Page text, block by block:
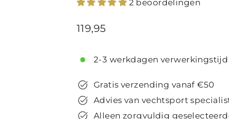
2 beoordelingen
Normale
119,95
2-3 werkdagen verwerkingstijd
Gratis verzending vanaf €50
Advies van vechtsport
Alleen zorgvuldig